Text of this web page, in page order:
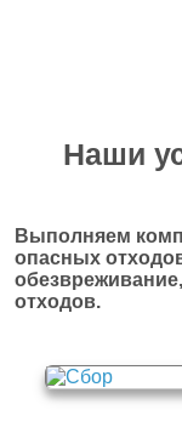
Наши
Выполняем
опасных
отходов.